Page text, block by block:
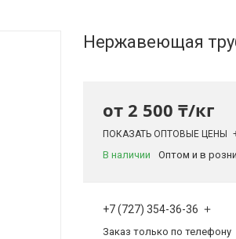
Нержавеющая
от 2 500 ₸/кг
ПОКАЗАТЬ ОПТОВЫЕ ЦЕНЫ
В наличии Оптом и в
+7 (727) 354-36-36
Заказ только по телефону